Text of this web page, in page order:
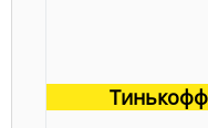
Тинькофф